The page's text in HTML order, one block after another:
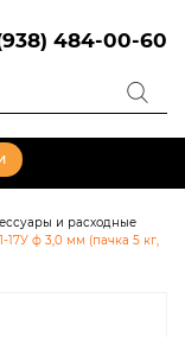
484-00-60
и расходные
ф 3,0 мм (пачка 5 кг,